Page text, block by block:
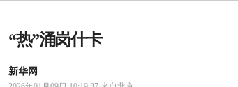
“热”涌岗什卡
新华网